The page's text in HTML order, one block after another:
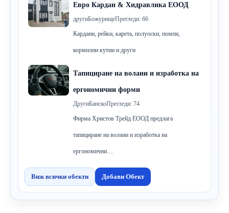
Евро Кардан & Хидравлика ЕООД
другиБожурищеПрегледи: 66
Кардани, рейки, карета, полуоски, помпи,
кормилни кутии и други
Тапициране на волани и изработка на
ергономични форми
ДругиБанскоПрегледи: 74
Фирма Христов Трейд ЕООД предлага
тапициране на волани и изработка на
ергономични…
Виж всички обекти Добави Обект